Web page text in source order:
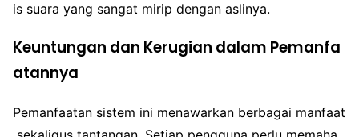
is suara yang sangat mirip dengan aslinya.
Keuntungan dan Kerugian dalam Pemanfa
atannya
Pemanfaatan sistem ini menawarkan berbagai manfaat